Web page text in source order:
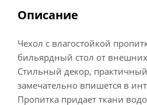
Описание
Чехол с влагостойкой
бильярдный стол от
Стильный декор,
замечательно впишется в
Пропитка придает ткани